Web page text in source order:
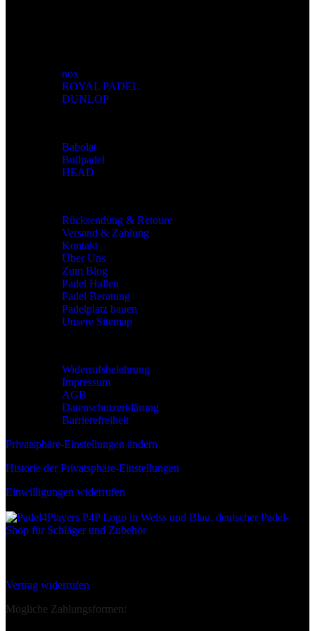
nox
ROYAL PADEL
DUNLOP
Babolat
Bullpadel
HEAD
Rücksendung & Retoure
Versand & Zahlung
Kontakt
Über Uns
Zum Blog
Padel Hallen
Padel Beratung
Padelplatz bauen
Unsere Sitemap
Widerrufsbelehrung
Impressum
AGB
Datenschutzerklärung
Barrierefreiheit
Privatsphäre-Einstellungen ändern
Historie der Privatsphäre-Einstellungen
Einwilligungen widerrufen
Vertrag widerrufen
Mögliche Zahlungsformen: